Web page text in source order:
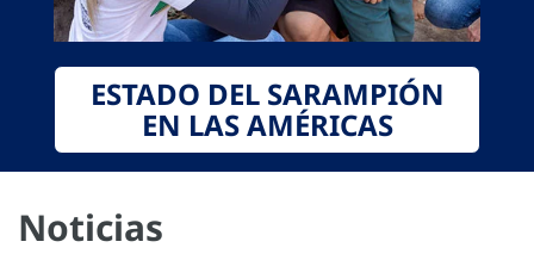
ESTADO DEL SARAMPIÓN
EN LAS AMÉRICAS
Noticias